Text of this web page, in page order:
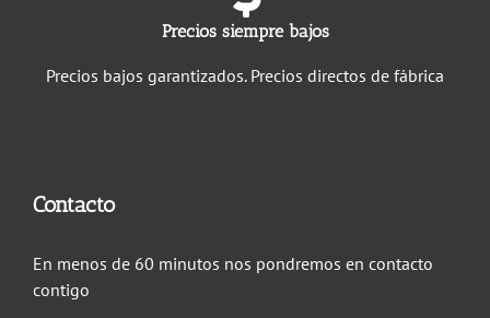
Precios siempre bajos
Precios bajos garantizados. Precios directos de fábrica
Contacto
En menos de 60 minutos nos pondremos en contacto
contigo